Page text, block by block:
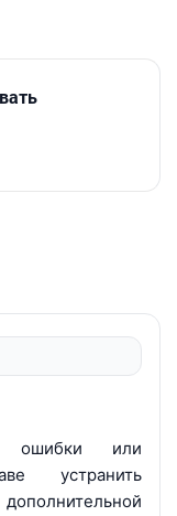
ошибки или
устранить